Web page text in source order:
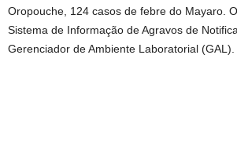
Oropouche, 124 casos de febre do Mayaro.
Sistema de Informação de Agravos de
Gerenciador de Ambiente Laboratorial (GAL).